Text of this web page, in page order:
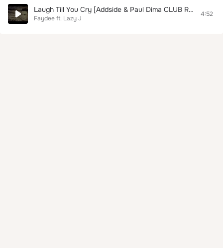
Laugh Till You Cry [Addside & Paul Dima CLUB REMIX]
Faydee ft. Lazy J
4:52